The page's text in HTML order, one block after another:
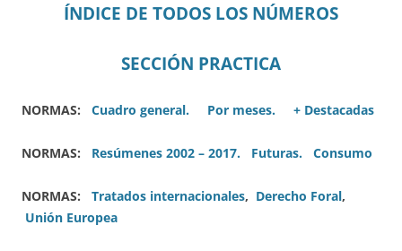
ÍNDICE DE TODOS LOS NÚMEROS
SECCIÓN PRACTICA
NORMAS: Cuadro general. Por meses. + Destacadas
NORMAS: Resúmenes 2002 – 2017. Futuras. Consumo
NORMAS: Tratados internacionales, Derecho Foral,
Unión Europea